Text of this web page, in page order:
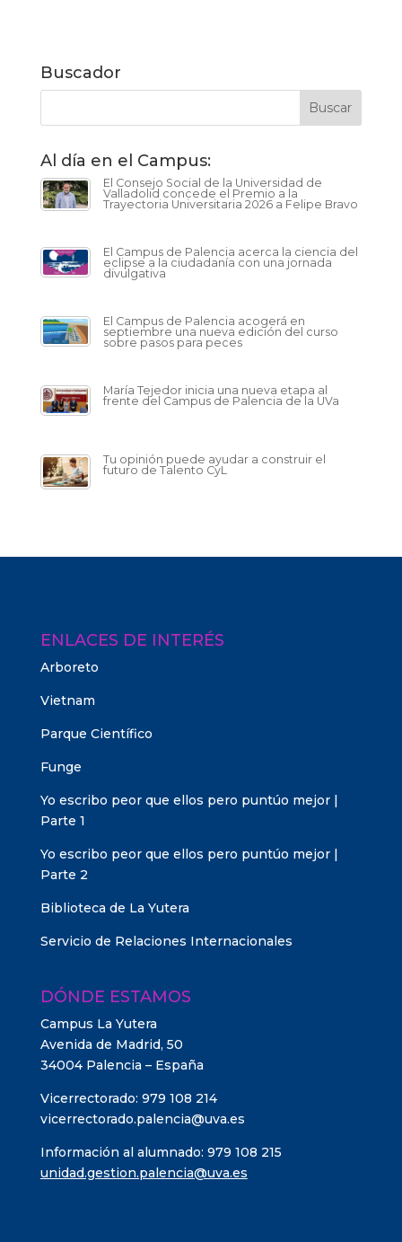
Buscador
Al día en el Campus:
El Consejo Social de la Universidad de
Valladolid concede el Premio a la
Trayectoria Universitaria 2026 a Felipe Bravo
El Campus de Palencia acerca la ciencia del
eclipse a la ciudadanía con una jornada
divulgativa
El Campus de Palencia acogerá en
septiembre una nueva edición del curso
sobre pasos para peces
María Tejedor inicia una nueva etapa al
frente del Campus de Palencia de la UVa
Tu opinión puede ayudar a construir el
futuro de Talento CyL
ENLACES DE INTERÉS
Arboreto
Vietnam
Parque Científico
Funge
Yo escribo peor que ellos pero puntúo mejor |
Parte 1
Yo escribo peor que ellos pero puntúo mejor |
Parte 2
Biblioteca de La Yutera
Servicio de Relaciones Internacionales
DÓNDE ESTAMOS
Campus La Yutera
Avenida de Madrid, 50
34004 Palencia – España
Vicerrectorado: 979 108 214
vicerrectorado.palencia@uva.es
Información al alumnado: 979 108 215
unidad.gestion.palencia@uva.es